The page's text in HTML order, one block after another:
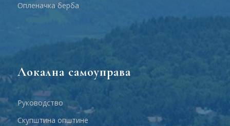
Опленачка берба
Локална самоуправа
Руководство
Скупштина општине